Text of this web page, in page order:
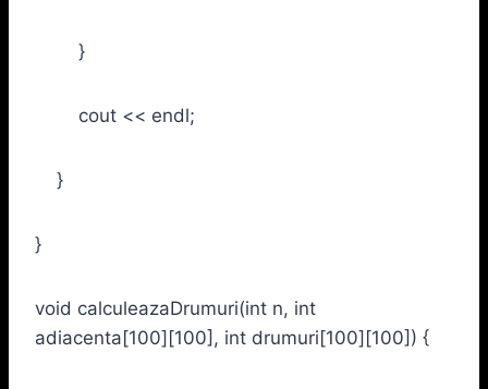
}
cout << endl;
}
}
void calculeazaDrumuri(int n, int
adiacenta[100][100], int drumuri[100][100]) {